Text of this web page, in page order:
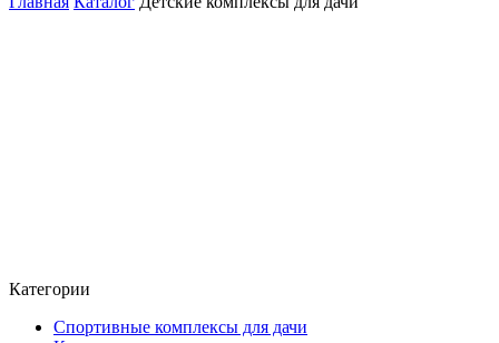
Категории
Спортивные комплексы для дачи